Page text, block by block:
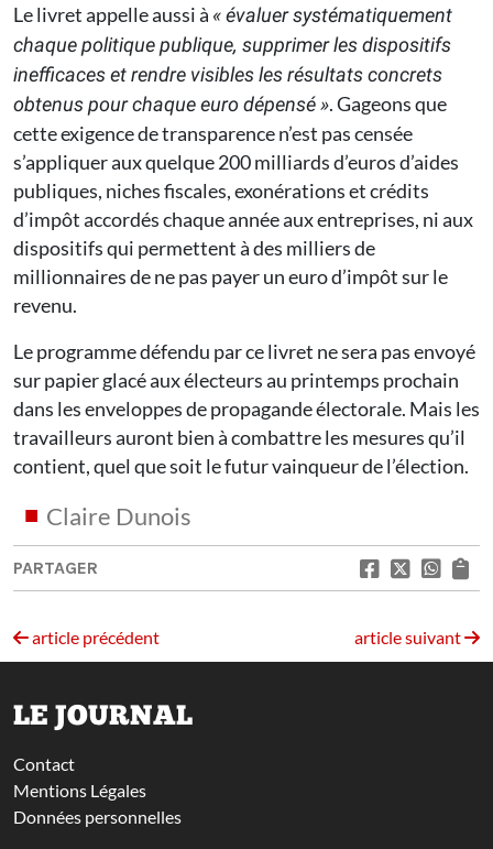
Le livret appelle aussi à « évaluer systématiquement
chaque politique publique, supprimer les dispositifs
inefficaces et rendre visibles les résultats concrets
obtenus pour chaque euro dépensé ». Gageons que
cette exigence de transparence n’est pas censée
s’appliquer aux quelque 200 milliards d’euros d’aides
publiques, niches fiscales, exonérations et crédits
d’impôt accordés chaque année aux entreprises, ni aux
dispositifs qui permettent à des milliers de
millionnaires de ne pas payer un euro d’impôt sur le
revenu.
Le programme défendu par ce livret ne sera pas envoyé
sur papier glacé aux électeurs au printemps prochain
dans les enveloppes de propagande électorale. Mais les
travailleurs auront bien à combattre les mesures qu’il
contient, quel que soit le futur vainqueur de l’élection.
Claire Dunois
PARTAGER
article précédent article suivant
LE JOURNAL
Contact
Mentions Légales
Données personnelles